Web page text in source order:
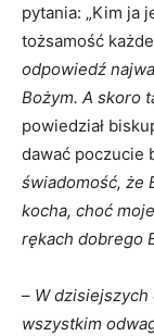
pytania: „Kim ja
tożsamość
odpowiedź
Bożym. A skoro
powiedział
dawać poczucie
świadomość, że
kocha, choć
rękach dobrego
– W dzisiejszych
wszystkim